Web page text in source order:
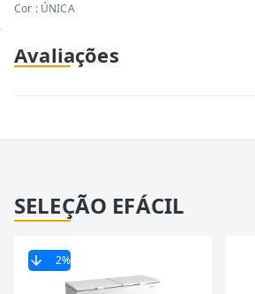
Cor : ÚNICA
Avaliações
SELEÇÃO EFÁCIL
2%